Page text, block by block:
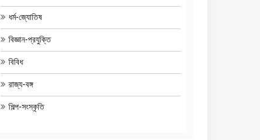
ধর্ম-জ্যোতিষ
বিজ্ঞান-প্রযুক্তি
বিবিধ
রাজ্য-বঙ্গ
শিল্প-সংস্কৃতি